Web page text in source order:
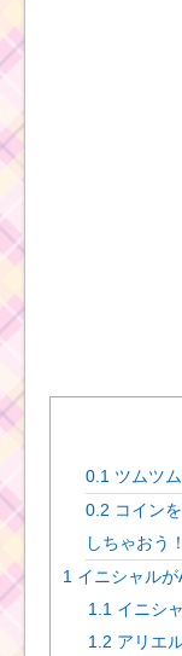
0.1 ツムツ
0.2 コイン
しちゃおう！
1 イニシャル
1.1 イニシ
1.2 アリエ